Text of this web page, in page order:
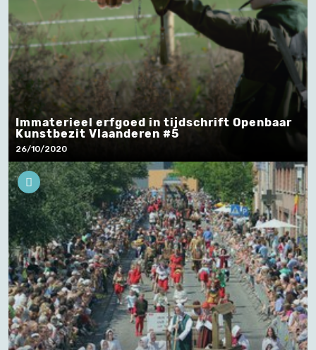
Immaterieel erfgoed in tijdschrift Openbaar
Kunstbezit Vlaanderen #5
26/10/2020